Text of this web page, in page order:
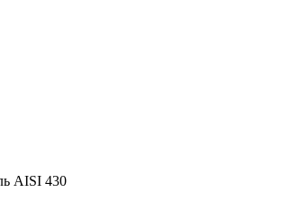
AISI 430